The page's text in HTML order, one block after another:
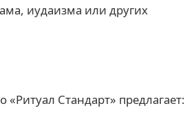
иудаизма или других
Стандарт» предлагает: